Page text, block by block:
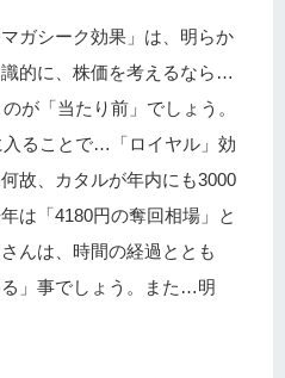
ガシーク効果」は、明らか
的に、株価を考えるなら…
が「当たり前」でしょう。
ることで…「ロイヤル」効
故、カタルが年内にも3000
は「4180円の奪回相場」と
んは、時間の経過ととも
」事でしょう。また…明